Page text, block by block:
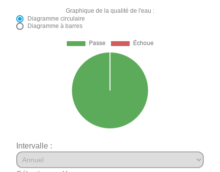
Graphique de la qualité de l'eau :
Diagramme circulaire
Diagramme à barres
Intervalle :